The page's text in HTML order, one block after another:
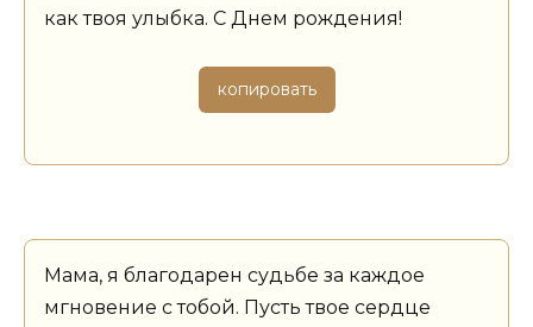
как твоя улыбка. С Днем рождения!
копировать
Мама, я благодарен судьбе за каждое
мгновение с тобой. Пусть твое сердце